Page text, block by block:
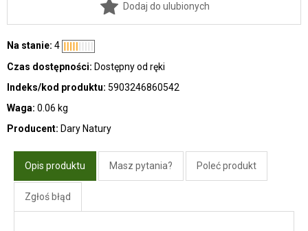
Dodaj do ulubionych
Na stanie: 4
Czas dostępności: Dostępny od ręki
Indeks/kod produktu: 5903246860542
Waga: 0.06 kg
Producent: Dary Natury
Opis produktu Masz pytania? Poleć produkt
Zgłoś błąd